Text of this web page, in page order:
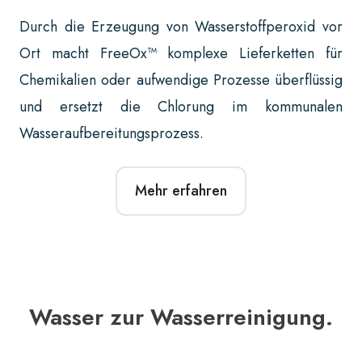
Durch die Erzeugung von Wasserstoffperoxid vor
Ort macht FreeOx™ komplexe Lieferketten für
Chemikalien oder aufwendige Prozesse überflüssig
und ersetzt die Chlorung im kommunalen
Wasseraufbereitungsprozess.
Mehr erfahren
Wasser zur Wasserreinigung.